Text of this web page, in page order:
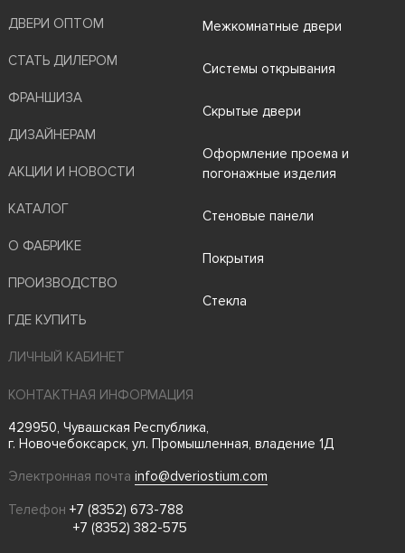
ДВЕРИ ОПТОМ
СТАТЬ ДИЛЕРОМ
ФРАНШИЗА
ДИЗАЙНЕРАМ
АКЦИИ И НОВОСТИ
КАТАЛОГ
О ФАБРИКЕ
ПРОИЗВОДСТВО
ГДЕ КУПИТЬ
Межкомнатные двери
Системы открывания
Скрытые двери
Оформление проема и
погонажные изделия
Стеновые панели
Покрытия
Стекла
ЛИЧНЫЙ КАБИНЕТ
КОНТАКТНАЯ ИНФОРМАЦИЯ
429950, Чувашская Республика,
г. Новочебоксарск, ул. Промышленная, владение 1Д
Электронная почта info@dveriostium.com
Телефон +7 (8352) 673-788
+7 (8352) 382-575